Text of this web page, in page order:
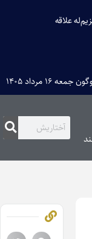
علاقه
جمعه ۱۶ مرداد ۱۴۰۵